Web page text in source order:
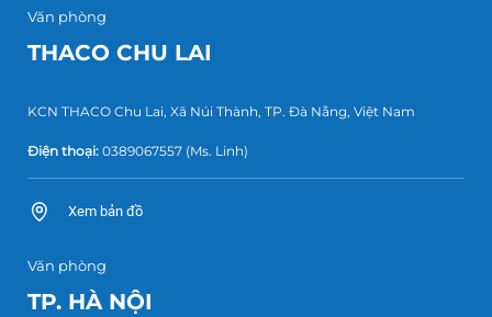
Văn phòng
THACO CHU LAI
KCN THACO Chu Lai, Xã Núi Thành, TP. Đà Nẵng, Việt Nam
Điện thoại: 0389067557 (Ms. Linh)
Xem bản đồ
Văn phòng
TP. HÀ NỘI